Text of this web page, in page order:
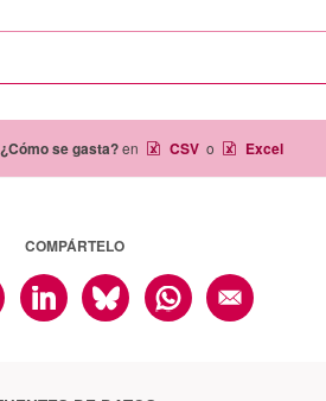
¿Cómo se gasta?en CSV o Excel
COMPÁRTELO